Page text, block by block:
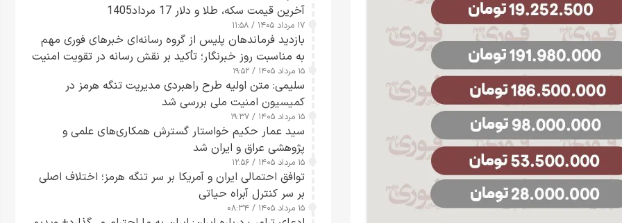
آخرین قیمت سکه، طلا و دلار 17 مرداد1405
۱۷ مرداد ۱۴۰۵ / ۱۱:۵۸
بازدید فرماندهان پلیس از گروه رسانه‌ای خبرهای فوری مهم
به مناسبت روز خبرنگار؛ تأکید بر نقش رسانه در تقویت امنیت
و اعتماد عمومی
۱۵ مرداد ۱۴۰۵ / ۱۹:۵۲
سلیمی: متن اولیه طرح راهبردی مدیریت تنگه هرمز در
کمیسیون امنیت ملی بررسی شد
۱۵ مرداد ۱۴۰۵ / ۱۹:۳۷
سید عمار حکیم خواستار گسترش همکاری‌های علمی و
پژوهشی عراق و ایران شد
۱۵ مرداد ۱۴۰۵ / ۱۲:۵۶
توافق احتمالی ایران و آمریکا بر سر تنگه هرمز؛ اختلاف اصلی
بر سر کنترل آبراه حیاتی
۱۵ مرداد ۱۴۰۵ / ۰۸:۳۴